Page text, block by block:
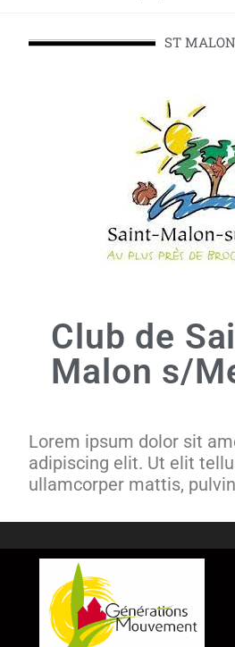
ST MALON
Club de
Malon s/
Lorem ipsum dolor sit
adipiscing elit. Ut elit
ullamcorper mattis,